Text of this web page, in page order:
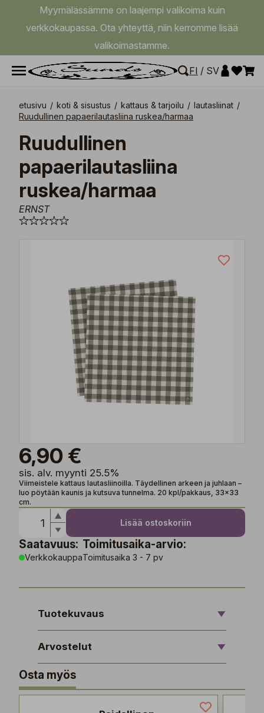
Myymälässämme on laajempi valikoima kuin
verkkokaupassa. Ota yhteyttä, niin kerromme lisää
valikoimastamme.
FI / SV
etusivu / koti & sisustus / kattaus & tarjoilu / lautasliinat /
Ruudullinen papaerilautasliina ruskea/harmaa
Ruudullinen
papaerilautasliina
ruskea/harmaa
ERNST
6,90 €
sis. alv. myynti 25.5%
Viimeistele kattaus lautasliinoilla. Täydellinen arkeen ja juhlaan –
luo pöytään kaunis ja kutsuva tunnelma. 20 kpl/pakkaus, 33x33
cm.
Lisää ostoskoriin
Saatavuus:
Verkkokauppa
Toimitusaika-arvio:
Toimitusaika 3 - 7 pv
Tuotekuvaus
Arvostelut
Osta myös